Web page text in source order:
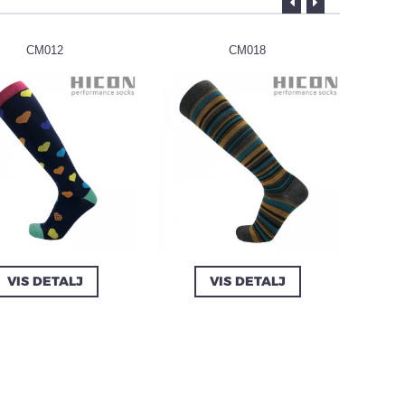
CM012
VIS DETALJ
CM018
VIS DETALJ